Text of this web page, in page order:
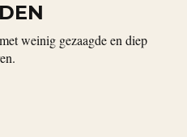
weinig gezaagde en diep